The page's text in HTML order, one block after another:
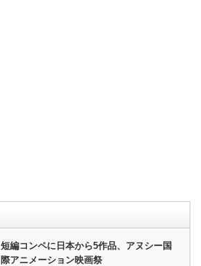
短編コンペに日本から5作品、アヌシー国
際アニメーション映画祭